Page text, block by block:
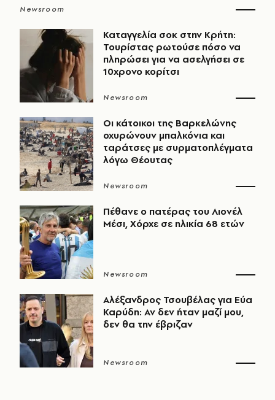
Newsroom
Καταγγελία σοκ στην Κρήτη:
Τουρίστας ρωτούσε πόσο να
πληρώσει για να ασελγήσει σε
10χρονο κορίτσι
Newsroom
Οι κάτοικοι της Βαρκελώνης
οχυρώνουν μπαλκόνια και
ταράτσες με συρματοπλέγματα
λόγω Θέουτας
Newsroom
Πέθανε ο πατέρας του Λιονέλ
Μέσι, Χόρχε σε ηλικία 68 ετών
Newsroom
Αλέξανδρος Τσουβέλας για Εύα
Καρύδη: Αν δεν ήταν μαζί μου,
δεν θα την έβριζαν
Newsroom